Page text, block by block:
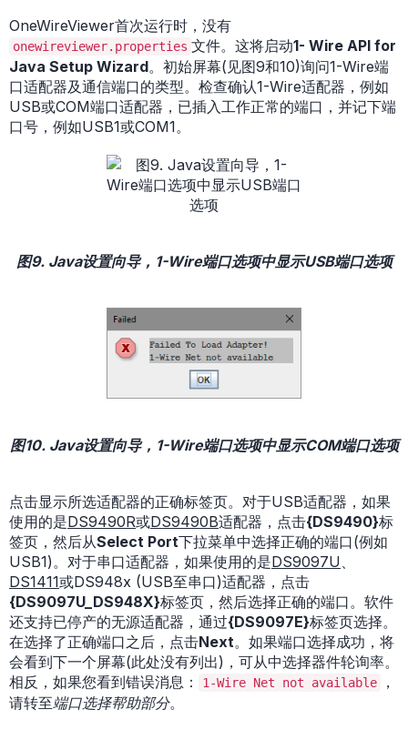
OneWireViewer首次运行时，没有
onewireviewer.properties 文件。这将启动1- Wire API for
Java Setup Wizard。初始屏幕(见图9和10)询问1-Wire端
口适配器及通信端口的类型。检查确认1-Wire适配器，例如
USB或COM端口适配器，已插入工作正常的端口，并记下端
口号，例如USB1或COM1。
图9. Java设置向导，1-Wire端口选项中显示USB端口选项
图10. Java设置向导，1-Wire端口选项中显示COM端口选项
点击显示所选适配器的正确标签页。对于USB适配器，如果
使用的是DS9490R或DS9490B适配器，点击{DS9490}标
签页，然后从Select Port下拉菜单中选择正确的端口(例如
USB1)。对于串口适配器，如果使用的是DS9097U
DS1411或DS948x (USB至串口)适配器，点击
{DS9097U_DS948X}标签页，然后选择正确的端口。软件
还支持已停产的无源适配器，通过{DS9097E}标签页选择。
在选择了正确端口之后，点击Next。如果端口选择成功，将
会看到下一个屏幕(此处没有列出)，可从中选择器件轮询率。
相反，如果您看到错误消息：
1-Wire Net not available
，
请转至端口选择帮助部分。